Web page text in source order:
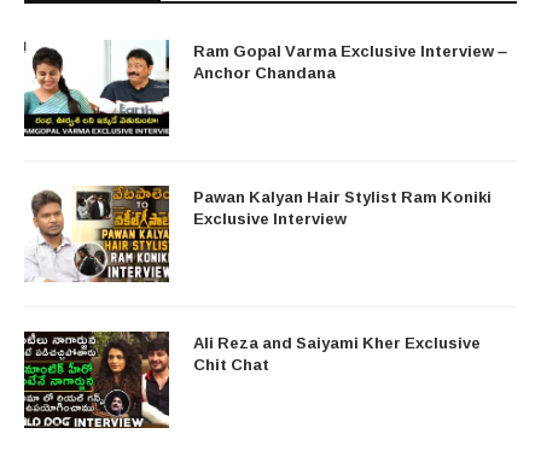
Ram Gopal Varma Exclusive Interview –
Anchor Chandana
Pawan Kalyan Hair Stylist Ram Koniki
Exclusive Interview
Ali Reza and Saiyami Kher Exclusive
Chit Chat